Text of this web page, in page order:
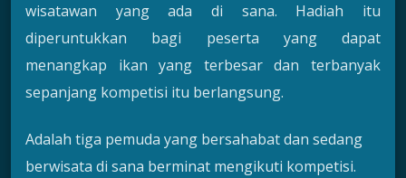
wisatawan yang ada di sana. Hadiah itu
diperuntukkan bagi peserta yang dapat
menangkap ikan yang terbesar dan terbanyak
sepanjang kompetisi itu berlangsung.
Adalah tiga pemuda yang bersahabat dan sedang
berwisata di sana berminat mengikuti kompetisi.